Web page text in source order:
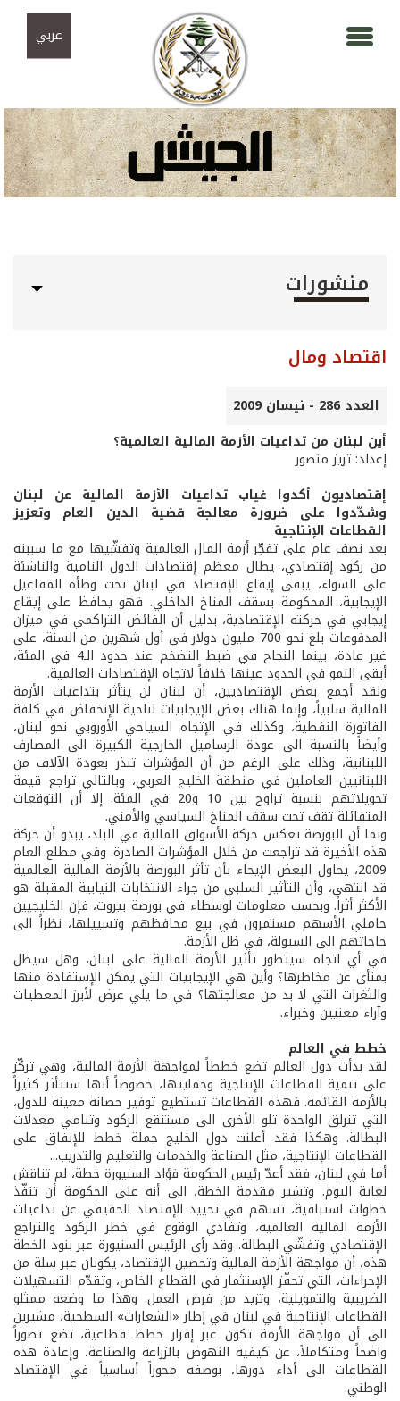
عربي
منشورات
اقتصاد ومال
العدد 286 - نيسان 2009
أين لبنان من تداعيات الأزمة المالية العالمية؟
إعداد: تريز منصور
إقتصاديون أكدوا غياب تداعيات الأزمة المالية عن لبنان
وشدّدوا على ضرورة معالجة قضية الدين العام وتعزيز
القطاعات الإنتاجية
بعد نصف عام على تفجّر أزمة المال العالمية وتفشّيها مع ما سببته
من ركود إقتصادي، يطال معظم إقتصادات الدول النامية والناشئة
على السواء، يبقى إيقاع الإقتصاد في لبنان تحت وطأة المفاعيل
الإيجابية، المحكومة بسقف المناخ الداخلي. فهو يحافظ على إيقاع
إيجابي في حركته الإقتصادية، بدليل أن الفائض التراكمي في ميزان
المدفوعات بلغ نحو 700 مليون دولار في أول شهرين من السنة، على
غير عادة، بينما النجاح في ضبط التضخم عند حدود الـ4 في المئة،
أبقى النمو في الحدود عينها خلافاً لاتجاه الإقتصادات العالمية.
ولقد أجمع بعض الإقتصاديين، أن لبنان لن يتأثر بتداعيات الأزمة
المالية سلبياً، وإنما هناك بعض الإيجابيات لناحية الإنخفاض في كلفة
الفاتورة النفطية، وكذلك في الإتجاه السياحي الأوروبي نحو لبنان،
وأيضاً بالنسبة الى عودة الرساميل الخارجية الكبيرة الى المصارف
اللبنانية، وذلك على الرغم من أن المؤشرات تنذر بعودة الآلاف من
اللبنانيين العاملين في منطقة الخليج العربي، وبالتالي تراجع قيمة
تحويلاتهم بنسبة تراوح بين 10 و20 في المئة. إلا أن التوقعات
المتفائلة تقف تحت سقف المناخ السياسي والأمني.
وبما أن البورصة تعكس حركة الأسواق المالية في البلد، يبدو أن حركة
هذه الأخيرة قد تراجعت من خلال المؤشرات الصادرة. وفي مطلع العام
2009، يحاول البعض الإيحاء بأن تأثر البورصة بالأزمة المالية العالمية
قد انتهى، وأن التأثير السلبي من جراء الانتخابات النيابية المقبلة هو
الأكثر أثراً. وبحسب معلومات لوسطاء في بورصة بيروت، فإن الخليجيين
حاملي الأسهم مستمرون في بيع محافظهم وتسييلها، نظراً الى
حاجاتهم الى السيولة، في ظل الأزمة.
في أي اتجاه سيتطور تأثير الأزمة المالية على لبنان، وهل سيظل
بمنأى عن مخاطرها؟ وأين هي الإيجابيات التي يمكن الإستفادة منها
والثغرات التي لا بد من معالجتها؟ في ما يلي عرض لأبرز المعطيات
وآراء معنيين وخبراء.
خطط في العالم
لقد بدأت دول العالم تضع خططاً لمواجهة الأزمة المالية، وهي تركّز
على تنمية القطاعات الإنتاجية وحمايتها، خصوصاً أنها ستتأثر كثيراً
بالأزمة القائمة. فهذه القطاعات تستطيع توفير حصانة معينة للدول،
التي تنزلق الواحدة تلو الأخرى الى مستنقع الركود وتنامي معدلات
البطالة. وهكذا فقد أعلنت دول الخليج جملة خطط للإنفاق على
القطاعات الإنتاجية، مثل الصناعة والخدمات والتعليم والتدريب...
أما في لبنان، فقد أعدّ رئيس الحكومة فؤاد السنيورة خطة، لم تناقش
لغاية اليوم. وتشير مقدمة الخطة، الى أنه على الحكومة أن تنفّذ
خطوات استباقية، تسهم في تحييد الإقتصاد الحقيقي عن تداعيات
الأزمة المالية العالمية، وتفادي الوقوع في خطر الركود والتراجع
الإقتصادي وتفشّي البطالة. وقد رأى الرئيس السنيورة عبر بنود الخطة
هذه، أن مواجهة الأزمة المالية وتحصين الإقتصاد، يكونان عبر سلة من
الإجراءات، التي تحفّز الإستثمار في القطاع الخاص، وتقدّم التسهيلات
الضريبية والتمويلية، وتزيد من فرص العمل. وهذا ما وضعه ممثلو
القطاعات الإنتاجية في لبنان في إطار «الشعارات» السطحية، مشيرين
الى أن مواجهة الأزمة تكون عبر إقرار خطط قطاعية، تضع تصوراً
واضحاً ومتكاملاً، عن كيفية النهوض بالزراعة والصناعة، وإعادة هذه
القطاعات الى أداء دورها، بوصفه محوراً أساسياً في الإقتصاد
الوطني.